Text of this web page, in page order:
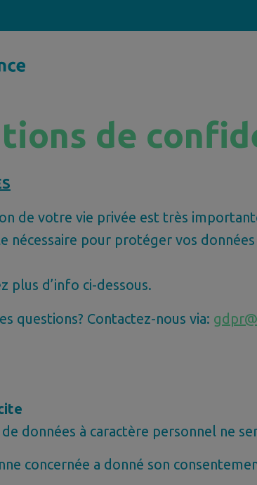
de
de votre vie privée est très
nécessaire pour protéger vos
plus d’info ci-dessous.
questions? Contactez-nous via:
données à caractère personnel ne
concernée a donné son